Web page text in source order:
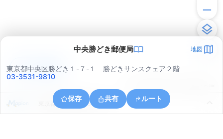
中央勝どき郵便局 地図
東京都中央区勝どき１-７-１ 勝どきサンスクェア２階
03-3531-9810
保存 共有 ルート
東京都江東区豊洲６丁目５
アプリで見る